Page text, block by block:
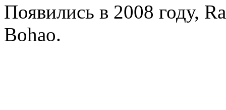
Появились в 2008 году,
Bohao.